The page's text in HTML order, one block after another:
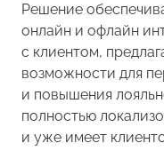
Решение
онлайн и офлайн
с клиентом,
возможности для
и повышения
полностью
и уже имеет